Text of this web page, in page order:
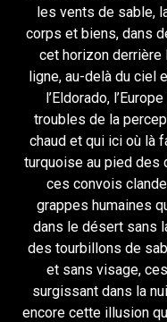
les vents de sable,
corps et biens, dans
cet horizon
ligne, au-delà du ciel
l’Eldorado,
troubles de la
chaud et qui ici où là
turquoise au pied des
ces convois
grappes humaines
dans le désert sans
des tourbillons de
et sans visage,
surgissant dans la
encore cette illusion